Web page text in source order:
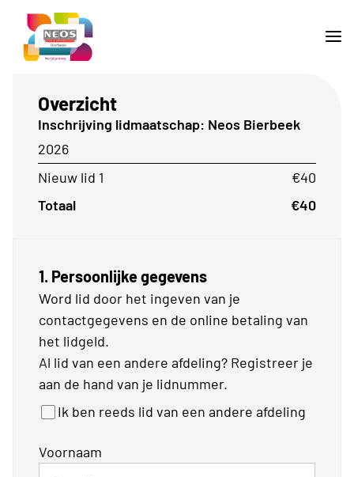
1. Persoonlijke gegevens
Word lid door het ingeven van je
contactgegevens en de online betaling van
het lidgeld.
Al lid van een andere afdeling? Registreer je
aan de hand van je lidnummer.
Ik ben reeds lid van een andere afdeling
Voornaam
Overzicht
Inschrijving lidmaatschap: Neos Bierbeek
2026
Nieuw lid 1
€40
Totaal
€40